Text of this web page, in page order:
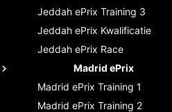
Jeddah ePrix Training 3
Jeddah ePrix Kwalificatie
Jeddah ePrix Race
Madrid ePrix
Madrid ePrix Training 1
Madrid ePrix Training 2